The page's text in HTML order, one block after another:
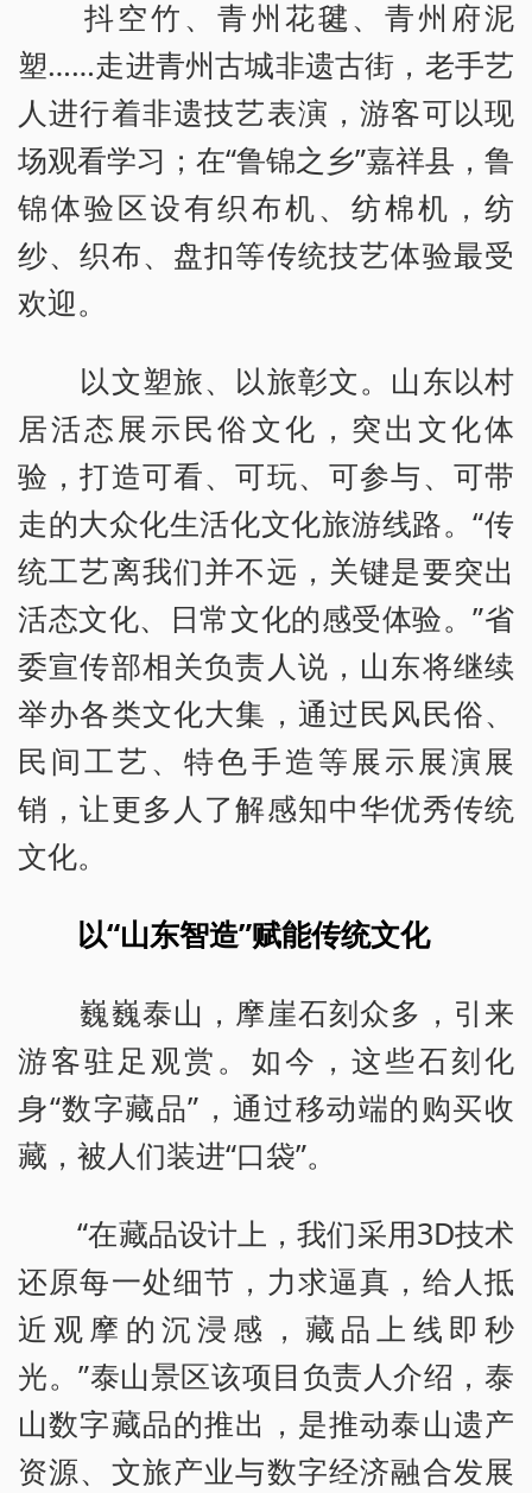
抖空竹、青州花毽、青州府泥
塑……走进青州古城非遗古街，老手艺
人进行着非遗技艺表演，游客可以现
场观看学习；在“鲁锦之乡”嘉祥县，鲁
锦体验区设有织布机、纺棉机，纺
纱、织布、盘扣等传统技艺体验最受
欢迎。
以文塑旅、以旅彰文。山东以村
居活态展示民俗文化，突出文化体
验，打造可看、可玩、可参与、可带
走的大众化生活化文化旅游线路。“传
统工艺离我们并不远，关键是要突出
活态文化、日常文化的感受体验。”省
委宣传部相关负责人说，山东将继续
举办各类文化大集，通过民风民俗、
民间工艺、特色手造等展示展演展
销，让更多人了解感知中华优秀传统
文化。
以“山东智造”赋能传统文化
巍巍泰山，摩崖石刻众多，引来
游客驻足观赏。如今，这些石刻化
身“数字藏品”，通过移动端的购买收
藏，被人们装进“口袋”。
“在藏品设计上，我们采用3D技术
还原每一处细节，力求逼真，给人抵
近观摩的沉浸感，藏品上线即秒
光。”泰山景区该项目负责人介绍，泰
山数字藏品的推出，是推动泰山遗产
资源、文旅产业与数字经济融合发展